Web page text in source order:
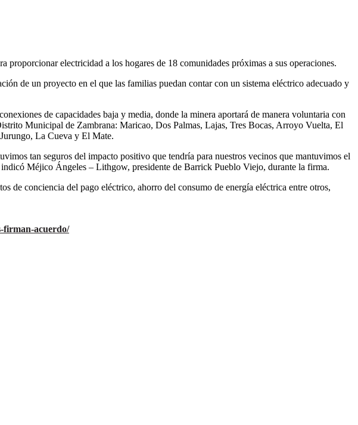
electricidad a los hogares de 18 comunidades próximas a sus operaciones.
de un proyecto en el que las familias puedan contar con un sistema eléctrico adecuado y
de capacidades baja y media, donde la minera aportará de manera voluntaria con
Municipal de Zambrana: Maricao, Dos Palmas, Lajas, Tres Bocas, Arroyo Vuelta, El
La Cueva y El Mate.
tan seguros del impacto positivo que tendría para nuestros vecinos que mantuvimos el
Méjico Ángeles – Lithgow, presidente de Barrick Pueblo Viejo, durante la firma.
de conciencia del pago eléctrico, ahorro del consumo de energía eléctrica entre otros,
firman-acuerdo/